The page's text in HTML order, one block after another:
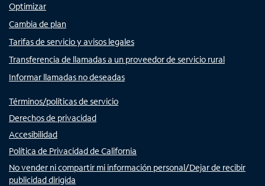
Optimizar
Cambia de plan
Tarifas de servicio y avisos legales
Transferencia de llamadas a un proveedor de servicio rural
Informar llamadas no deseadas
Términos/políticas de servicio
Derechos de privacidad
Accesibilidad
Política de Privacidad de California
No vender ni compartir mi información personal/Dejar de recibir
publicidad dirigida